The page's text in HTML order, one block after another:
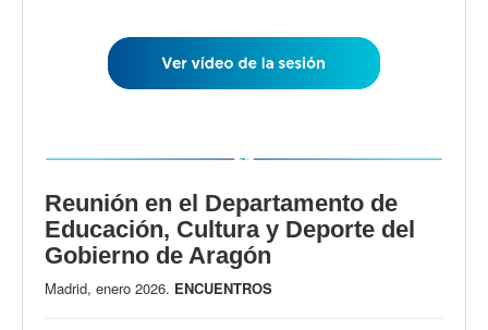
Reunión en el Departamento de
Educación, Cultura y Deporte del
Gobierno de Aragón
Madrid, enero 2026. ENCUENTROS